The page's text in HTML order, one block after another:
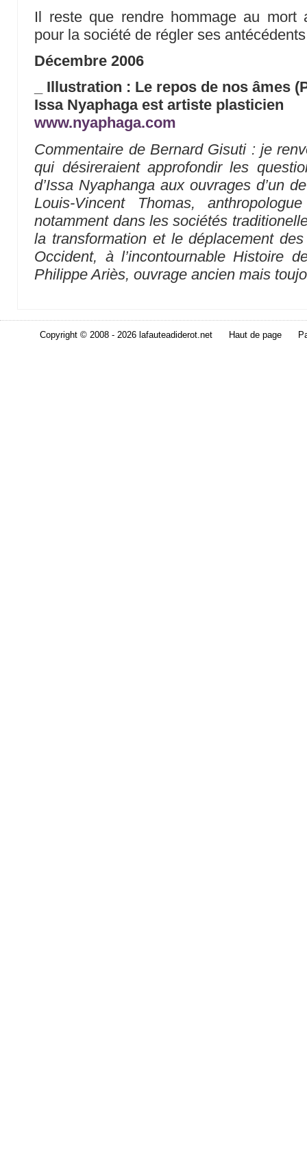
Il reste que rendre hommage au mort
pour la société de régler ses
Décembre 2006
_ Illustration : Le repos de nos âmes
Issa Nyaphaga est artiste plasticien
www.nyaphaga.com
Commentaire de Bernard Gisuti : je
qui désireraient approfondir les
d’Issa Nyaphanga aux ouvrages d’un
Louis-Vincent Thomas,
notamment dans les sociétés
la transformation et le déplacement
Occident, à l’incontournable Histoire
Philippe Ariès, ouvrage ancien mais
Copyright © 2008 - 2026 lafauteadiderot.net Haut de page